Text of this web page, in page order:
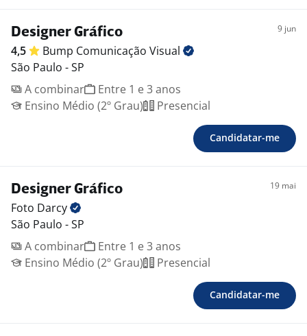
Designer Gráfico 9 jun
4,5 Bump Comunicação Visual
São Paulo - SP
A combinar
Entre 1 e 3 anos
Ensino Médio (2º Grau)
Presencial
Candidatar-me
Designer Gráfico 19 mai
Foto Darcy
São Paulo - SP
A combinar
Entre 1 e 3 anos
Ensino Médio (2º Grau)
Presencial
Candidatar-me